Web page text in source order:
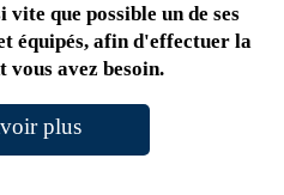
que possible un de ses
équipés, afin d'effectuer la
avez besoin.
plus